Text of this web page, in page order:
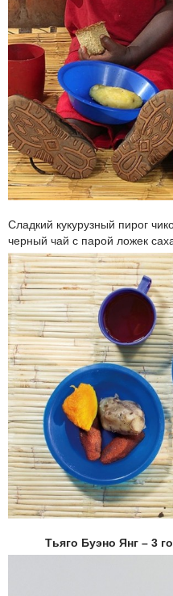
Сладкий кукурузный пирог
черный чай с парой ложек
Тьяго Буэно Янг – 3